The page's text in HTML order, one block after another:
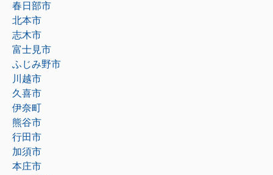
春日部市
北本市
志木市
富士見市
ふじみ野市
川越市
久喜市
伊奈町
熊谷市
行田市
加須市
本庄市